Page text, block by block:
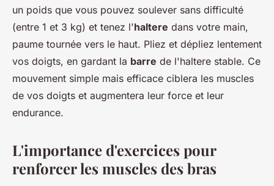
un poids que vous pouvez soulever sans difficulté
(entre 1 et 3 kg) et tenez l'haltere dans votre main,
paume tournée vers le haut. Pliez et dépliez lentement
vos doigts, en gardant la barre de l'haltere stable. Ce
mouvement simple mais efficace ciblera les muscles
de vos doigts et augmentera leur force et leur
endurance.
L'importance d'exercices pour
renforcer les muscles des bras